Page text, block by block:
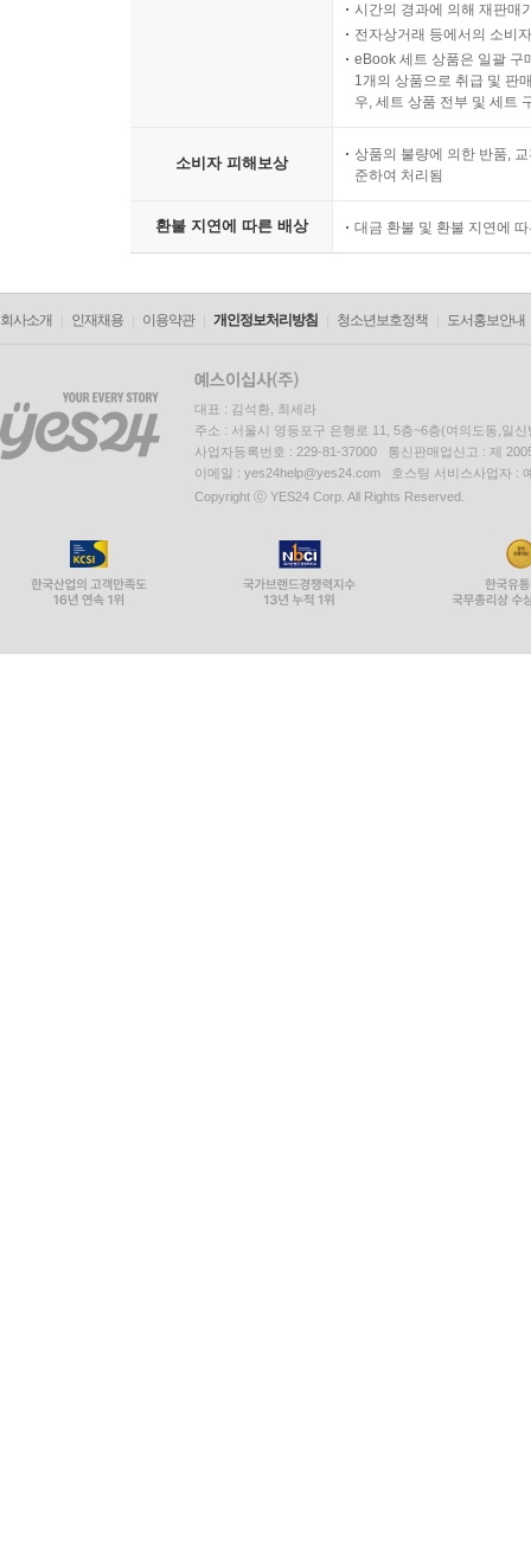
시간의 경과에 의해 재판매
전자상거래 등에서의 소비
eBook 세트 상품은 일괄 구
1개의 상품으로 취급 및 판
우, 세트 상품 전부 및 세트
소비자 피해보상
상품의 불량에 의한 반품,
준하여 처리됨
환불 지연에 따른 배상 대금 환불 및 환불 지연에
회사소개 인재채용 이용약관 개인정보처리방침 청소년보호정책 도서홍보안내
대표 : 김석환, 최세라
주소 : 서울시 영등포구 은행로 11, 5층~6층(여의도동,일신
사업자등록번호 : 229-81-37000 통신판매업신고 : 제
이메일 : yes24help@yes24.com 호스팅 서비스사업자 :
Copyright ⓒ YES24 Corp. All Rights Reserved.